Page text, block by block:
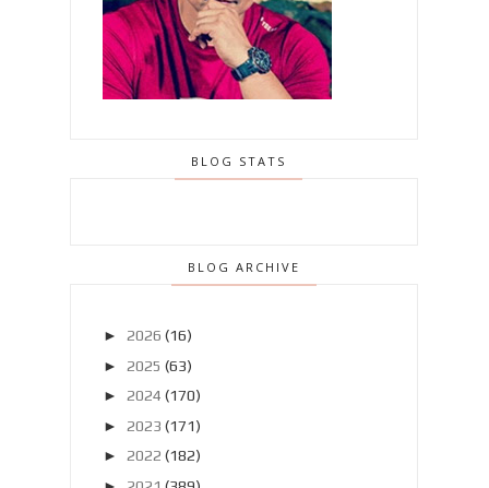
BLOG STATS
BLOG ARCHIVE
► 2026 (16)
► 2025 (63)
► 2024 (170)
► 2023 (171)
► 2022 (182)